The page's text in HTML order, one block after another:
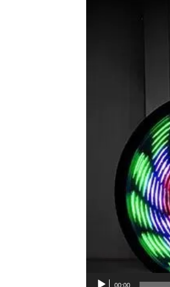
00:00